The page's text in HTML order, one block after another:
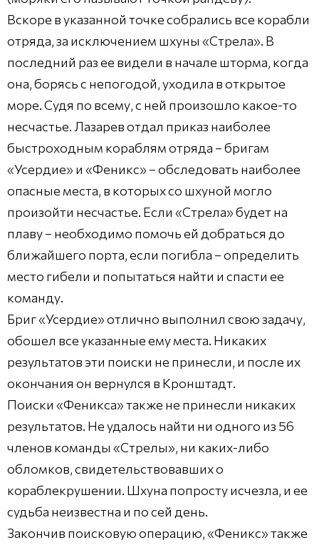
Вскоре в указанной точке собрались все корабли
отряда, за исключением шхуны «Стрела». В
последний раз ее видели в начале шторма, когда
она, борясь с непогодой, уходила в открытое
море. Судя по всему, с ней произошло какое-то
несчастье. Лазарев отдал приказ наиболее
быстроходным кораблям отряда – бригам
«Усердие» и «Феникс» – обследовать наиболее
опасные места, в которых со шхуной могло
произойти несчастье. Если «Стрела» будет на
плаву – необходимо помочь ей добраться до
ближайшего порта, если погибла – определить
место гибели и попытаться найти и спасти ее
команду.
Бриг «Усердие» отлично выполнил свою задачу,
обошел все указанные ему места. Никаких
результатов эти поиски не принесли, и после их
окончания он вернулся в Кронштадт.
Поиски «Феникса» также не принесли никаких
результатов. Не удалось найти ни одного из 56
членов команды «Стрелы», ни каких-либо
обломков, свидетельствовавших о
кораблекрушении. Шхуна попросту исчезла, и ее
судьба неизвестна и по сей день.
Закончив поисковую операцию, «Феникс» также